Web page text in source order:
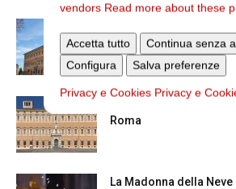
vendors Read more about these
Accetta tutto
Continua senza
Configura
Salva preferenze
Privacy e Cookies Privacy e
Chiusura estiva degli
Roma
La Madonna della Neve